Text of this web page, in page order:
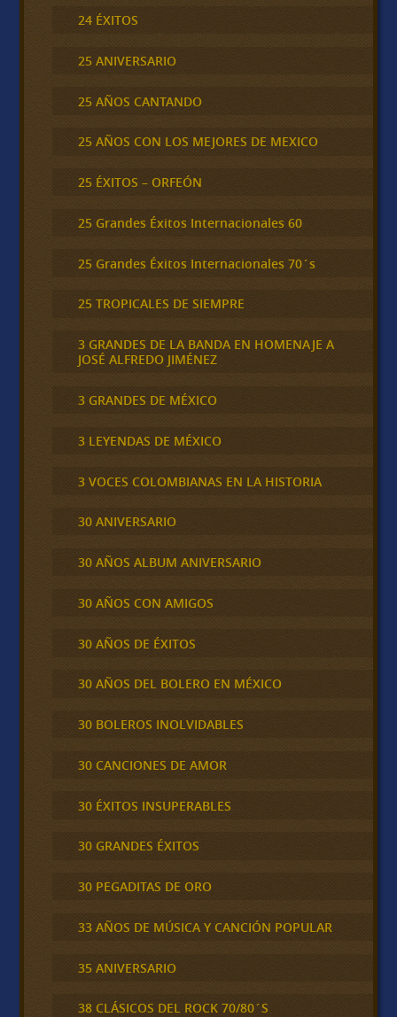
24 ÉXITOS
25 ANIVERSARIO
25 AÑOS CANTANDO
25 AÑOS CON LOS MEJORES DE MEXICO
25 ÉXITOS – ORFEÓN
25 Grandes Éxitos Internacionales 60
25 Grandes Éxitos Internacionales 70´s
25 TROPICALES DE SIEMPRE
3 GRANDES DE LA BANDA EN HOMENAJE A
JOSÉ ALFREDO JIMÉNEZ
3 GRANDES DE MÉXICO
3 LEYENDAS DE MÉXICO
3 VOCES COLOMBIANAS EN LA HISTORIA
30 ANIVERSARIO
30 AÑOS ALBUM ANIVERSARIO
30 AÑOS CON AMIGOS
30 AÑOS DE ÉXITOS
30 AÑOS DEL BOLERO EN MÉXICO
30 BOLEROS INOLVIDABLES
30 CANCIONES DE AMOR
30 ÉXITOS INSUPERABLES
30 GRANDES ÉXITOS
30 PEGADITAS DE ORO
33 AÑOS DE MÚSICA Y CANCIÓN POPULAR
35 ANIVERSARIO
38 CLÁSICOS DEL ROCK 70/80´S